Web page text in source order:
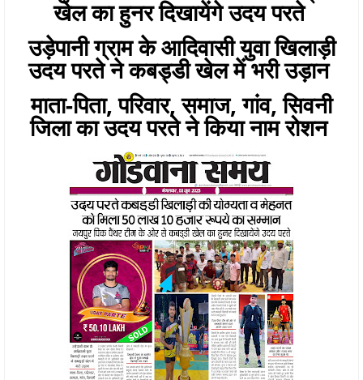
खेल का हुनर दिखायेंगे उदय परते
उड़ेपानी ग्राम के आदिवासी युवा खिलाड़ी
उदय परते ने कबड्डी खेल में भरी उड़ान
माता-पिता, परिवार, समाज, गांव, सिवनी
जिला का उदय परते ने किया नाम रोशन